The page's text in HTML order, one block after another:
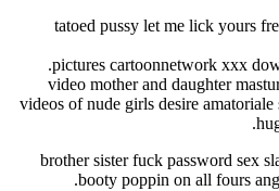
tatoed pussy let me lick yours
pictures cartoonnetwork xxx
video mother and daughter
videos of nude girls desire
brother sister fuck password sex
booty poppin on all fours